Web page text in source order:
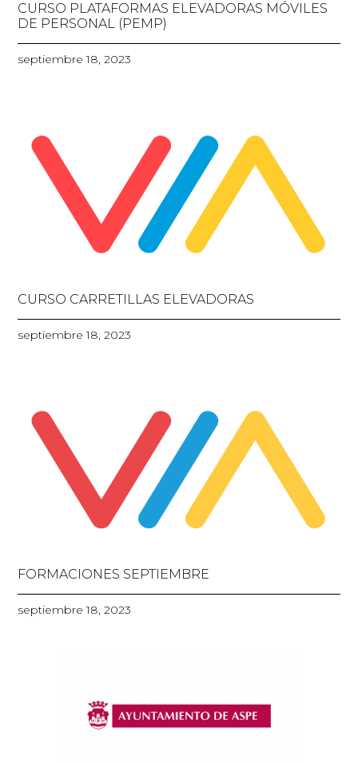
CURSO PLATAFORMAS ELEVADORAS MÓVILES
DE PERSONAL (PEMP)
septiembre 18, 2023
CURSO CARRETILLAS ELEVADORAS
septiembre 18, 2023
FORMACIONES SEPTIEMBRE
septiembre 18, 2023